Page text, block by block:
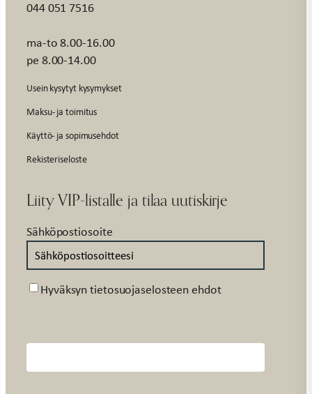
044 051 7516
ma-to 8.00-16.00
pe 8.00-14.00
Usein kysytyt kysymykset
Maksu- ja toimitus
Käyttö- ja sopimusehdot
Rekisteriseloste
Liity VIP-listalle ja tilaa uutiskirje
Sähköpostiosoite
Suostumus
Hyväksyn tietosuojaselosteen ehdot